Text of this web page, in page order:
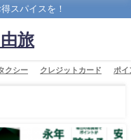
スパイスを！
旅
クシー クレジットカード ポイ